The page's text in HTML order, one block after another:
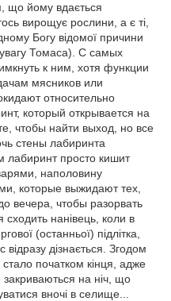
що йому вдається
вирощує рослини, а є ті,
Богу відомої причини
Томаса). С самых
к ним, хотя функции
мясников или
относительно
который открывается на
чтобы найти выход, но все
стены лабиринта
лабиринт просто кишит
наполовину
которые выжидают тех,
вечера, чтобы разорвать
нанівець, коли в
(останньої) підлітка,
дізнається. Згодом
початком кінця, адже
на ніч, що
вночі в селище...